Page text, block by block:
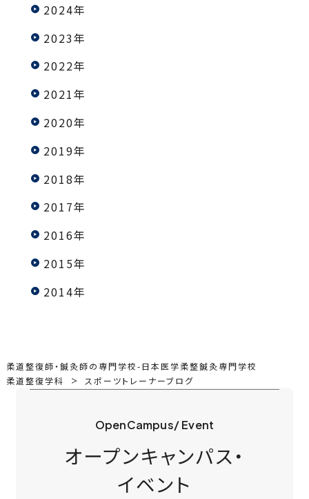
2024年
2023年
2022年
2021年
2020年
2019年
2018年
2017年
2016年
2015年
2014年
柔道整復師・鍼灸師の専門学校-日本医学柔整鍼灸専門学校
柔道整復学科
スポーツトレーナーブログ
OpenCampus/ Event
オープンキャンパス・
イベント